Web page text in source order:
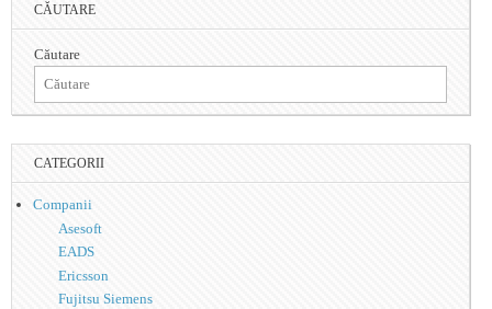
CĂUTARE
Căutare
CATEGORII
Companii
Asesoft
EADS
Ericsson
Fujitsu Siemens